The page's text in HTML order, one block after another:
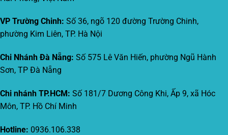
VP Trường Chinh: Số 36, ngõ 120 đường Trường Chinh,
phường Kim Liên, TP. Hà Nội
Chi Nhánh Đà Nẵng: Số 575 Lê Văn Hiến, phường Ngũ Hành
Sơn, TP Đà Nẵng
Chi nhánh TP.HCM: Số 181/7 Dương Công Khi, Ấp 9, xã Hóc
Môn, TP. Hồ Chí Minh
Hotline: 0936.106.338